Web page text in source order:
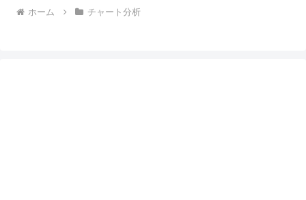
ホーム チャート分析